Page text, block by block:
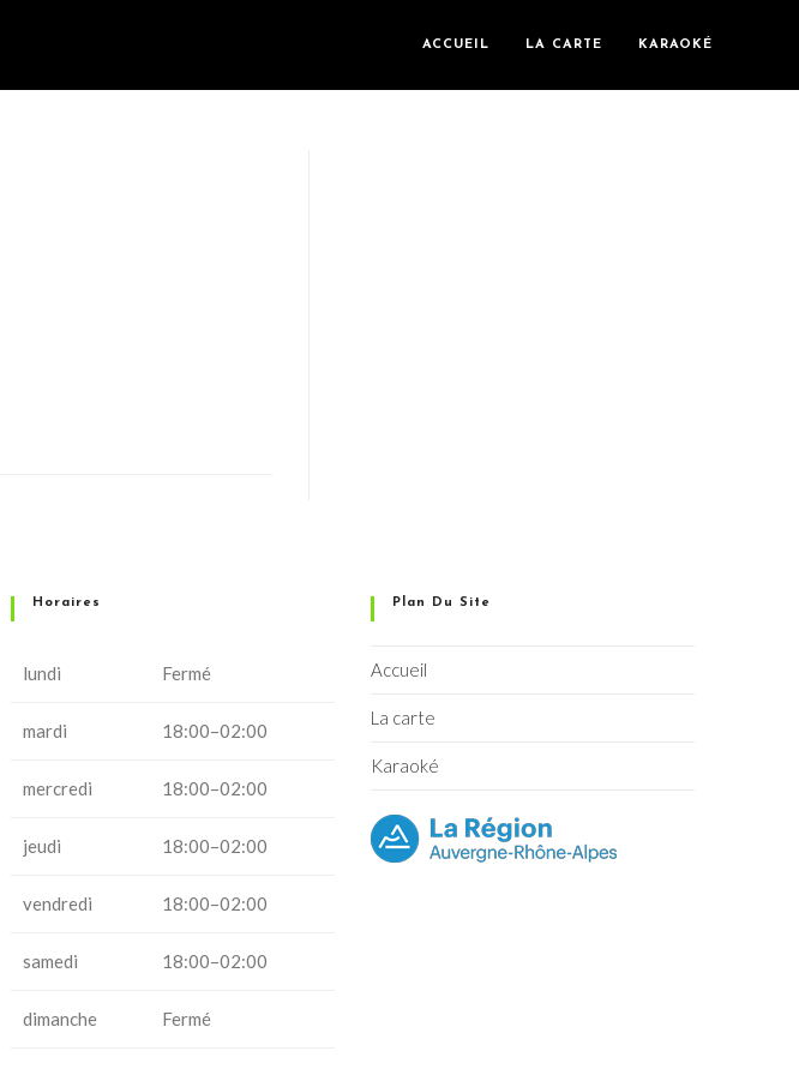
ACCUEIL LA CARTE KARAOKÉ
Horaires
lundi Fermé
mardi 18:00–02:00
mercredi 18:00–02:00
jeudi 18:00–02:00
vendredi 18:00–02:00
samedi 18:00–02:00
dimanche Fermé
Plan Du Site
Accueil
La carte
Karaoké